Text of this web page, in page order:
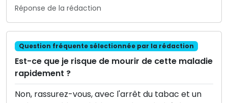
Réponse de la rédaction
Question fréquente sélectionnée par la rédaction
Est-ce que je risque de mourir de cette maladie
rapidement ?
Non, rassurez-vous, avec l'arrêt du tabac et un